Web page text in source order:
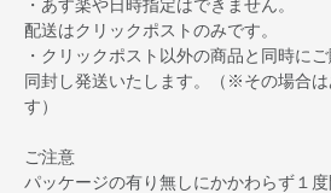
・あす楽や日時指定はできません。
配送はクリックポストのみです。
・クリックポスト以外の商品と同時に
同封し発送いたします。（※その場合
す）
ご注意
パッケージの有り無しにかかわらず１